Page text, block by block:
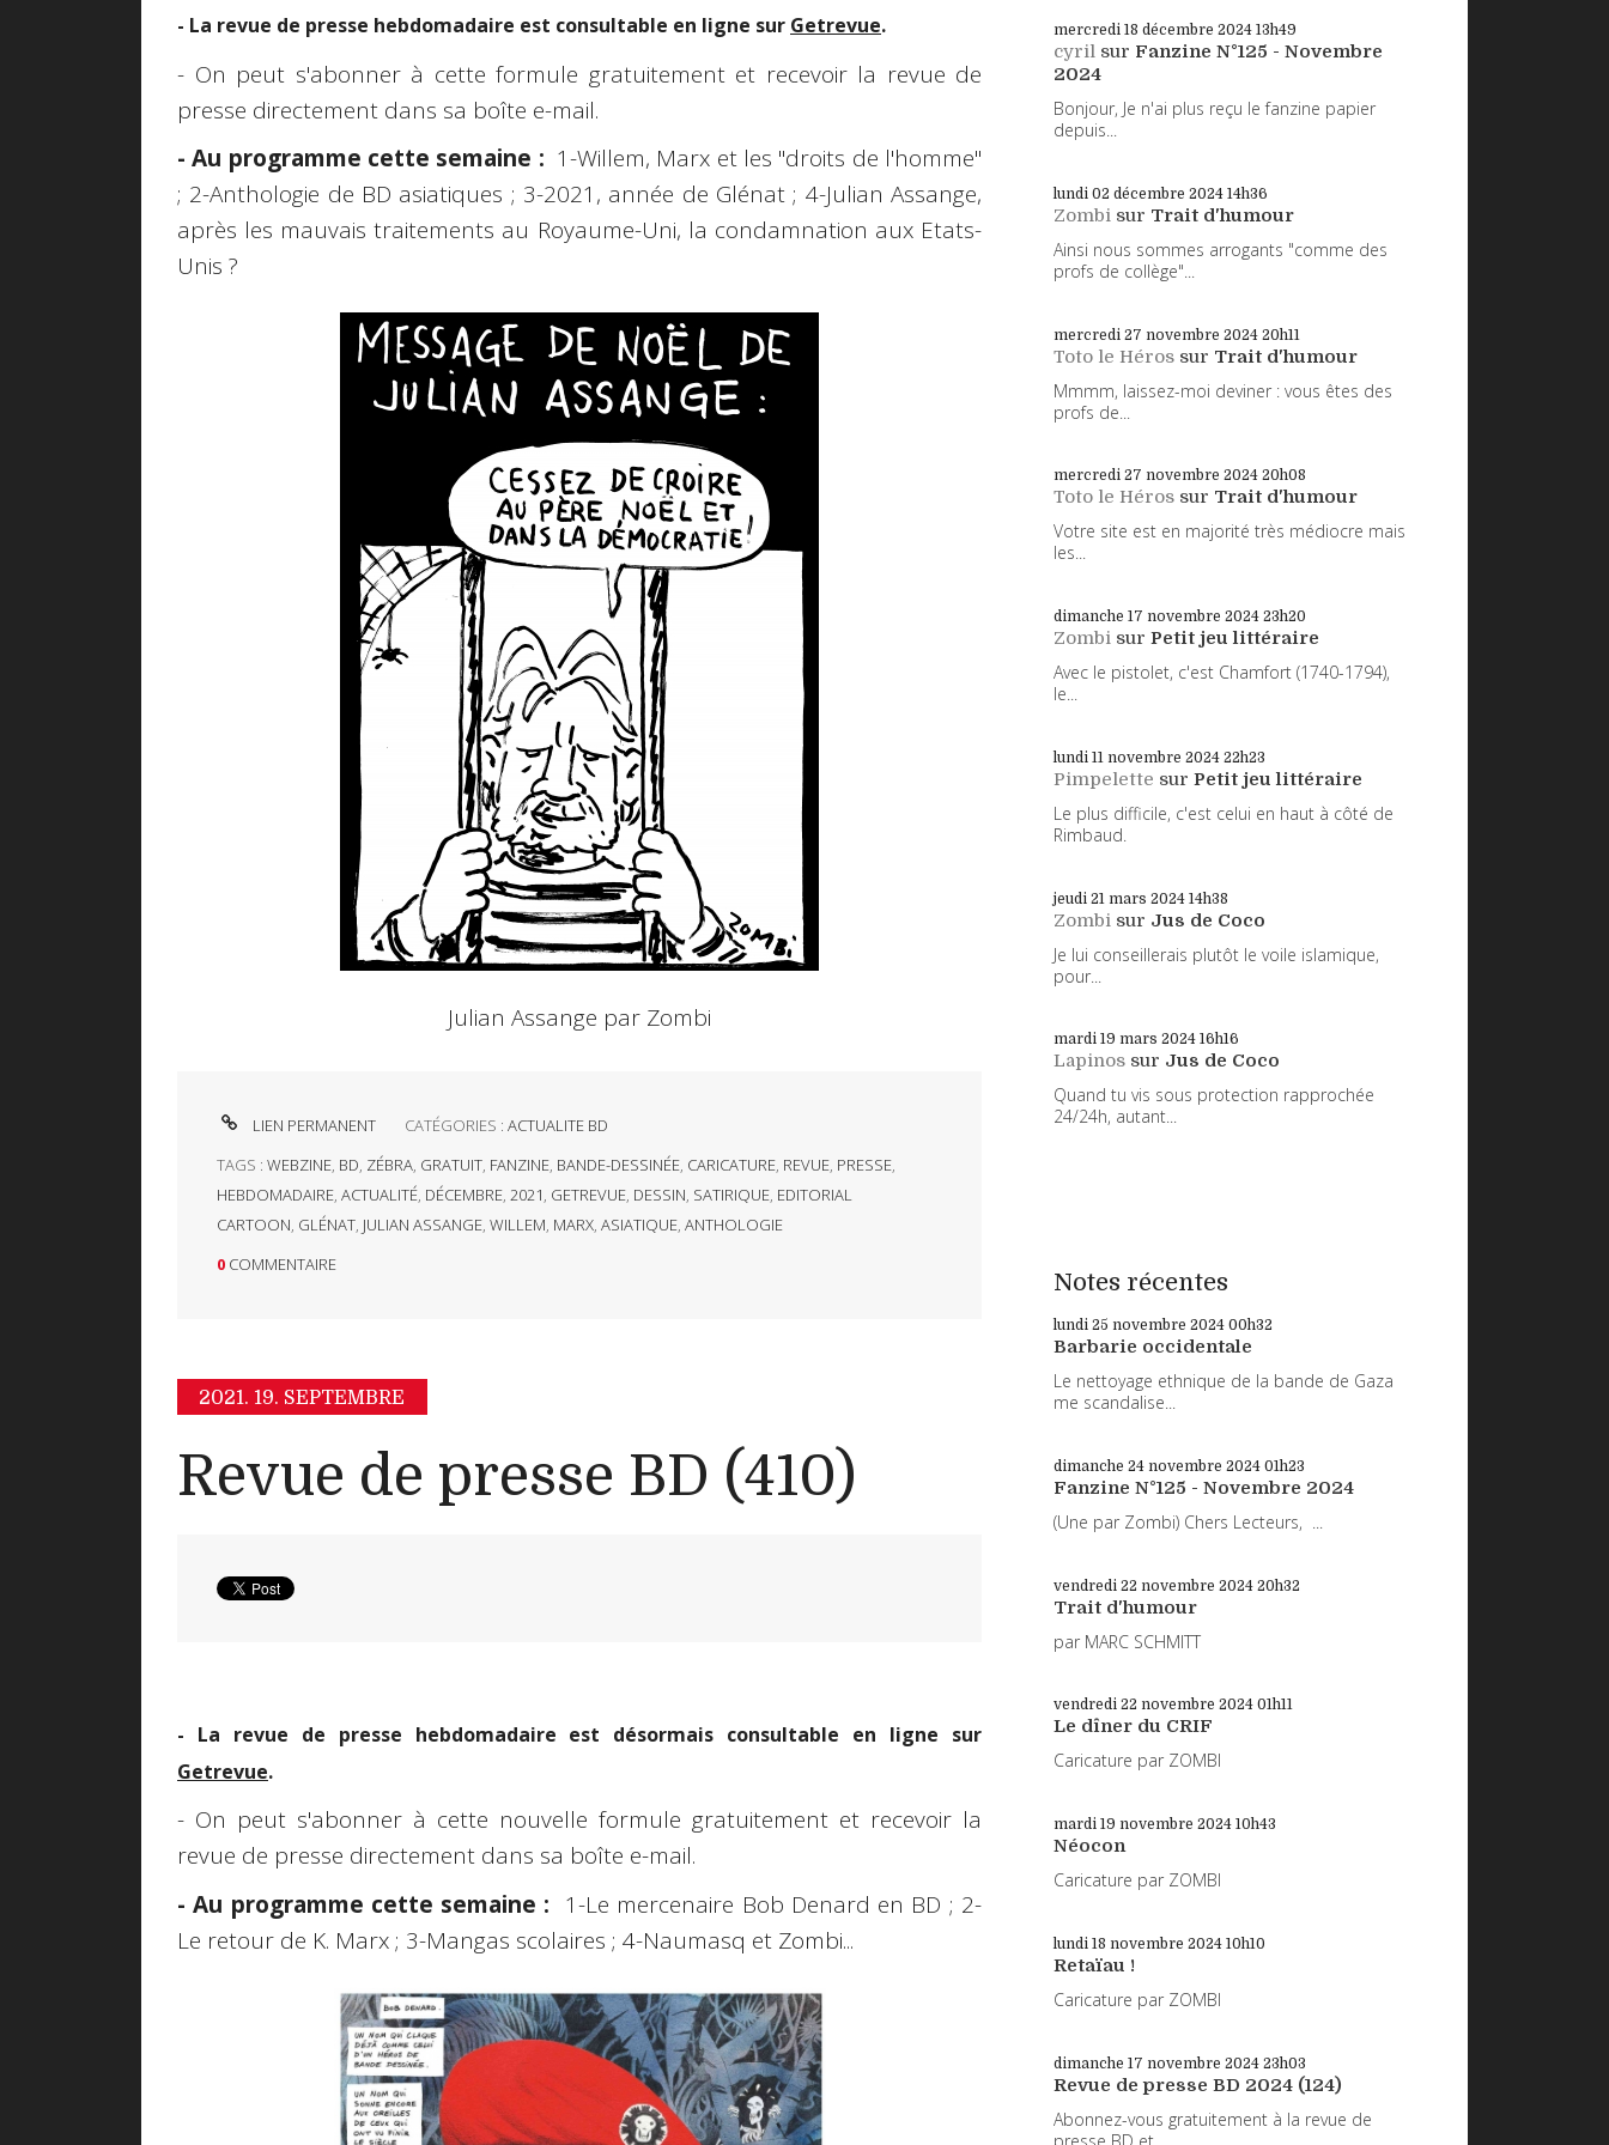
- La revue de presse hebdomadaire est consultable en ligne sur Getrevue.
- On peut s'abonner à cette formule gratuitement et recevoir la revue de
presse directement dans sa boîte e-mail.
- Au programme cette semaine : 1-Willem, Marx et les "droits de l'homme"
; 2-Anthologie de BD asiatiques ; 3-2021, année de Glénat ; 4-Julian Assange,
après les mauvais traitements au Royaume-Uni, la condamnation aux Etats-
Unis ?
Julian Assange par Zombi
LIEN PERMANENT CATÉGORIES :ACTUALITE BD
TAGS : WEBZINE, BD, ZÉBRA, GRATUIT, FANZINE, BANDE-DESSINÉE, CARICATURE, REVUE, PRESSE,
HEBDOMADAIRE, ACTUALITÉ, DÉCEMBRE, 2021, GETREVUE, DESSIN, SATIRIQUE, EDITORIAL
CARTOON, GLÉNAT, JULIAN ASSANGE, WILLEM, MARX, ASIATIQUE, ANTHOLOGIE
0 COMMENTAIRE
2021. 19. SEPTEMBRE
Revue de presse BD (410)
- La revue de presse hebdomadaire est désormais consultable en ligne sur
Getrevue.
- On peut s'abonner à cette nouvelle formule gratuitement et recevoir la
revue de presse directement dans sa boîte e-mail.
- Au programme cette semaine : 1-Le mercenaire Bob Denard en BD ; 2-
Le retour de K. Marx ; 3-Mangas scolaires ; 4-Naumasq et Zombi...
mercredi 18 décembre 2024 13h49
cyril sur Fanzine N°125 - Novembre
2024
Bonjour, Je n'ai plus reçu le fanzine papier
depuis...
lundi 02 décembre 2024 14h36
Zombi sur Trait d'humour
Ainsi nous sommes arrogants "comme des
profs de collège"...
mercredi 27 novembre 2024 20h11
Toto le Héros sur Trait d'humour
Mmmm, laissez-moi deviner : vous êtes des
profs de...
mercredi 27 novembre 2024 20h08
Toto le Héros sur Trait d'humour
Votre site est en majorité très médiocre mais
les...
dimanche 17 novembre 2024 23h20
Zombi sur Petit jeu littéraire
Avec le pistolet, c'est Chamfort (1740-1794),
le...
lundi 11 novembre 2024 22h23
Pimpelette sur Petit jeu littéraire
Le plus difficile, c'est celui en haut à côté de
Rimbaud.
jeudi 21 mars 2024 14h38
Zombi sur Jus de Coco
Je lui conseillerais plutôt le voile islamique,
pour...
mardi 19 mars 2024 16h16
Lapinos sur Jus de Coco
Quand tu vis sous protection rapprochée
24/24h, autant...
Notes récentes
lundi 25 novembre 2024 00h32
Barbarie occidentale
Le nettoyage ethnique de la bande de Gaza
me scandalise...
dimanche 24 novembre 2024 01h23
Fanzine N°125 - Novembre 2024
(Une par Zombi) Chers Lecteurs, ...
vendredi 22 novembre 2024 20h32
Trait d'humour
par MARC SCHMITT
vendredi 22 novembre 2024 01h11
Le dîner du CRIF
Caricature par ZOMBI
mardi 19 novembre 2024 10h43
Néocon
Caricature par ZOMBI
lundi 18 novembre 2024 10h10
Retaïau !
Caricature par ZOMBI
dimanche 17 novembre 2024 23h03
Revue de presse BD 2024 (124)
Abonnez-vous gratuitement à la revue de
presse BD et...